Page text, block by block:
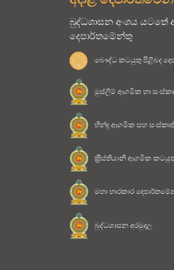
බුද්ධශාසන අංශය යටතේ
දෙපාර්තමේන්තු
බෞද්ධ කටයුතු පිළිබද
මුස්ලිම් ආගමික හා
හින්දු ආගමික සහ
ක‍්‍රිස්තියානි ආගමික
මහා භාරකාර
බුද්ධශාසන අරමුදල